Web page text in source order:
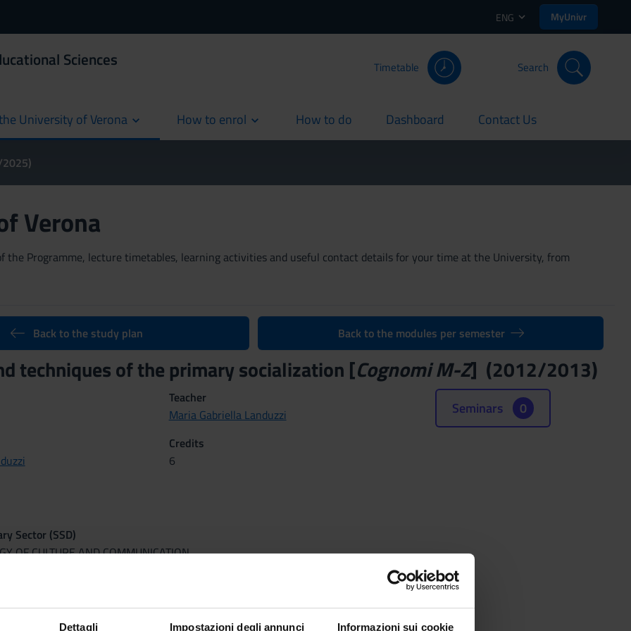
Dettagli Impostazioni degli annunci Informazioni sui cookie
ENG MyUnivr
Sciences Timetable Search
University of Verona How to enrol How to do
current Dashboard
current Contact Us
current
Verona
the Programme, lecture timetables, learning activities and useful contact details for your time at the University, from
Back to the study plan Back to the modules per semester
techniques of the primary socialization [Cognomi M-Z] (2012/2013)
Teacher
Maria Gabriella Landuzzi
Credits
6
Sector (SSD)
OF CULTURE AND COMMUNICATION
Seminars 0